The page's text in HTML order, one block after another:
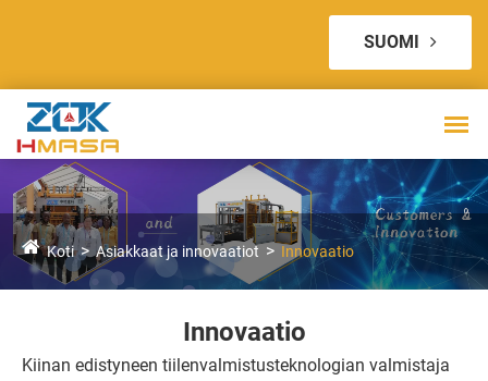
SUOMI
Koti Asiakkaat ja innovaatiot Innovaatio
Innovaatio
Kiinan edistyneen tiilenvalmistusteknologian valmistaja